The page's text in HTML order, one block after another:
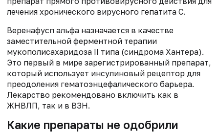
лечения хронического вирусного гепатита С.
Веренафусп альфа назначается в качестве
заместительной ферментной терапии
мукополисахаридоза II типа (синдрома Хантера).
Это первый в мире зарегистрированный препарат,
который использует инсулиновый рецептор для
преодоления гематоэнцефалического барьера.
Лекарство рекомендовано включить как в
ЖНВЛП, так и в ВЗН.
Какие препараты не одобрили